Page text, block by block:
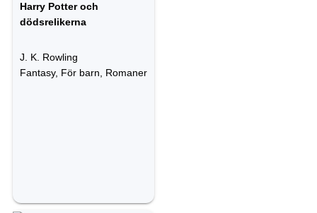
Harry Potter och
dödsrelikerna
J. K. Rowling
Fantasy, För barn, Romaner